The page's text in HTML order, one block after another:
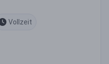
Vollzeit